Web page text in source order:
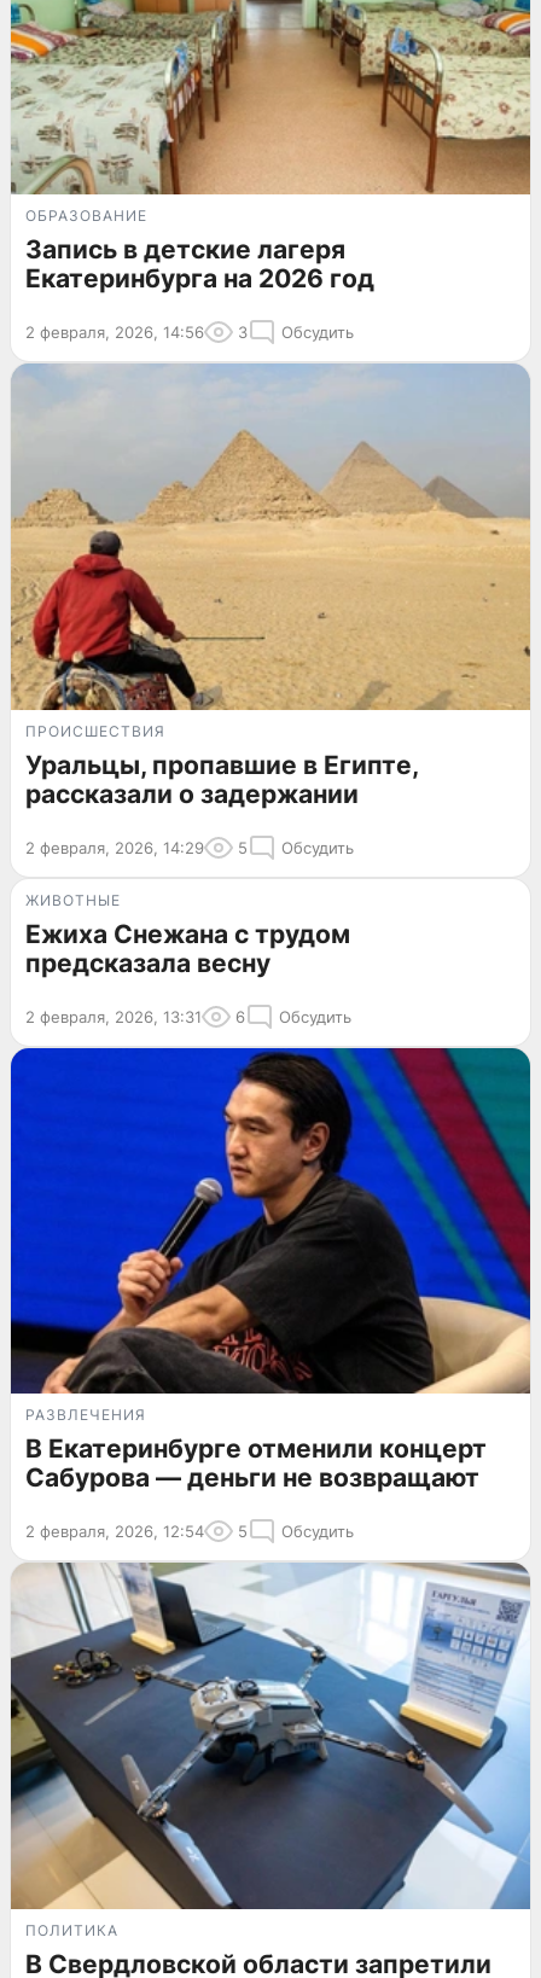
ОБРАЗОВАНИЕ
Запись в детские лагеря
Екатеринбурга на 2026 год
2 февраля, 2026, 14:56 3 Обсудить
ПРОИСШЕСТВИЯ
Уральцы, пропавшие в Египте,
рассказали о задержании
2 февраля, 2026, 14:29 5 Обсудить
ЖИВОТНЫЕ
Ежиха Снежана с трудом
предсказала весну
2 февраля, 2026, 13:31 6 Обсудить
РАЗВЛЕЧЕНИЯ
В Екатеринбурге отменили концерт
Сабурова — деньги не возвращают
2 февраля, 2026, 12:54 5 Обсудить
ПОЛИТИКА
В Свердловской области запретили